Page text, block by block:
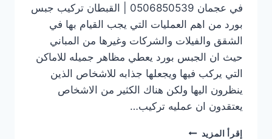
في عجمان 0506850539 | القبطان تركيب جبس
بورد من اهم العمليات التي يجب القيام بها في
الشقق والفيلات والشركات وغيرها من المباني
حيث ان الجبس بورد يعطي مظاهر جميله للاماكن
التي يركب فيها ويجعلها جذابه للاشخاص الذين
ينظرون اليها ولكن هناك الكثير من الاشخاص
يعتقدون ان عمليه تركيب…
إقرأ المزيد تركيب